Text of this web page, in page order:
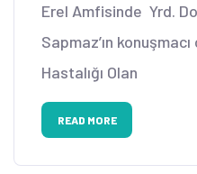
Erel Amfisinde Yrd.
Sapmaz’ın
Hastalığı Olan
READ MORE